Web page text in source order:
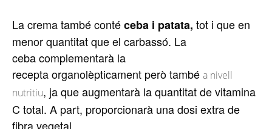
La crema també contéceba i patata, tot i que en
menor quantitat que el carbassó. La
ceba complementarà la
recepta organolèpticament però també a nivell
nutritiu, ja que augmentarà la quantitat de vitamina
C total. A part, proporcionarà una dosi extra de
fibra vegetal.